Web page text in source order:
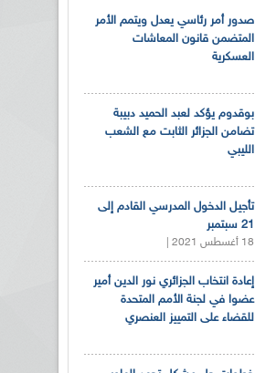
صدور أمر رئاسي يعدل ويتمم الأمر
المتضمن قانون المعاشات
العسكرية
بوقدوم يؤكد لعبد الحميد دبيبة
تضامن الجزائر الثابت مع الشعب
الليبي
تأجيل الدخول المدرسي القادم إلى
21 سبتمبر
18 أغسطس 2021 |
إعادة انتخاب الجزائري نور الدين أمير
عضوا في لجنة الأمم المتحدة
للقضاء على التمييز العنصري